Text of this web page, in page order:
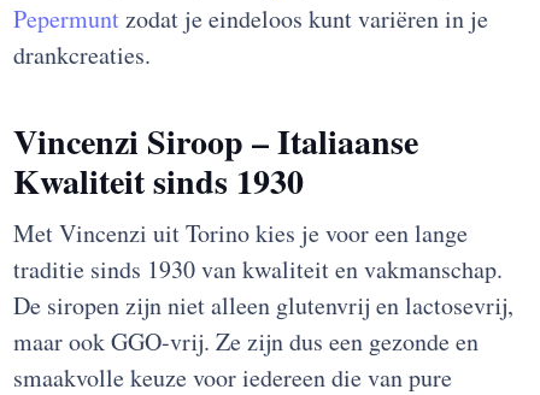
Pepermuntzodat je eindeloos kunt variëren in je
drankcreaties.
Vincenzi Siroop – Italiaanse
Kwaliteit sinds 1930
Met Vincenzi uit Torino kies je voor een lange
traditie sinds 1930 van kwaliteit en vakmanschap.
De siropen zijn niet alleen glutenvrij en lactosevrij,
maar ook GGO-vrij. Ze zijn dus een gezonde en
smaakvolle keuze voor iedereen die van pure